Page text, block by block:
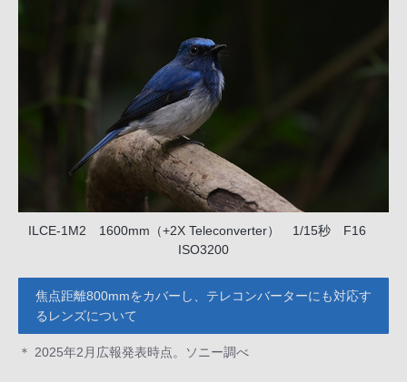
ILCE-1M2 1600mm（+2X Teleconverter） 1/15秒 F16
ISO3200
焦点距離800mmをカバーし、テレコンバーターにも対応す
るレンズについて
＊ 2025年2月広報発表時点。ソニー調べ